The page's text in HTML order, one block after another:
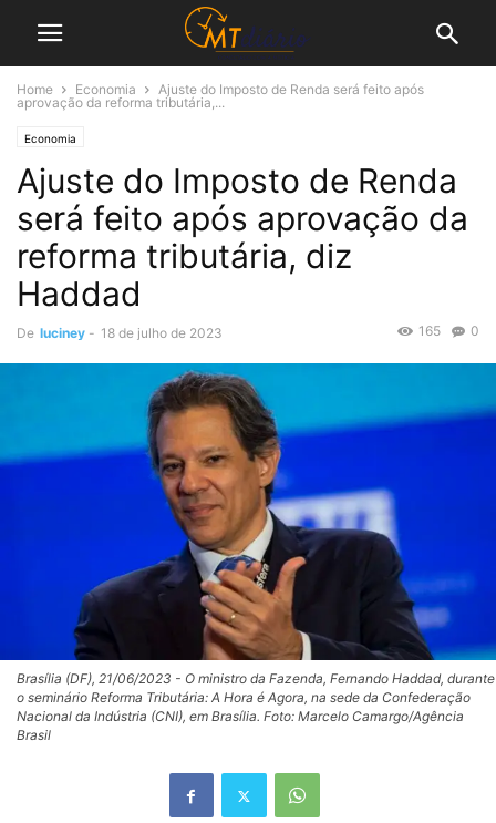
Home Economia
Ajuste do Imposto de Renda será feito após
aprovação da reforma tributária,...
Economia
Ajuste do Imposto de Renda
será feito após aprovação da
reforma tributária, diz
Haddad
De luciney - 18 de julho de 2023 0
165
Brasília (DF), 21/06/2023 - O ministro da Fazenda, Fernando Haddad, durante
o seminário Reforma Tributária: A Hora é Agora, na sede da Confederação
Nacional da Indústria (CNI), em Brasília. Foto: Marcelo Camargo/Agência
Brasil